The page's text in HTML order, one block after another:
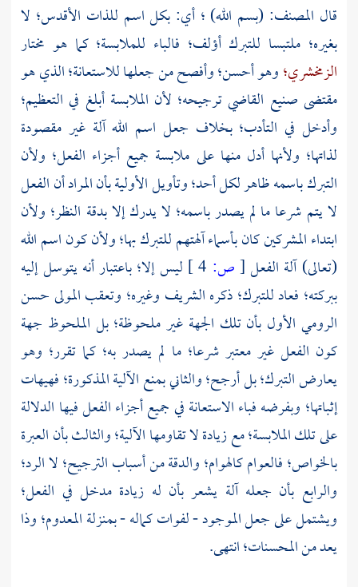
قال المصنف: (بسم الله) ؛ أي: بكل اسم للذات الأقدس؛ لا
بغيره؛ ملتبسا للتبرك أؤلف؛ فالباء للملابسة؛ كما هو مختار
الزمخشري؛وهو أحسن؛ وأفصح من جعلها للاستعانة؛ الذي هو
مقتضى صنيع القاضي ترجيحه؛ لأن الملابسة أبلغ في التعظيم؛
وأدخل في التأدب؛ بخلاف جعل اسم الله آلة غير مقصودة
لذاتها؛ ولأنها أدل منها على ملابسة جميع أجزاء الفعل؛ ولأن
التبرك باسمه ظاهر لكل أحد؛ وتأويل الأولية بأن المراد أن الفعل
لا يتم شرعا ما لم يصدر باسمه؛ لا يدرك إلا بدقة النظر؛ ولأن
ابتداء المشركين كان بأسماء آلهتهم للتبرك بها؛ ولأن كون اسم الله
(تعالى) آلة الفعل[ص:
ليس إلا؛ باعتبار أنه يتوسل إليه
ببركته؛ فعاد للتبرك؛ ذكره الشريف وغيره؛ وتعقب المولىحسن
الرومي الأول بأن تلك الجهة غير ملحوظة؛ بل الملحوظ جهة
كون الفعل غير معتبر شرعا؛ ما لم يصدر به؛ كما تقرر؛ وهو
يعارض التبرك؛ بل أرجح؛ والثاني بمنع الآلية المذكورة؛ فهيهات
إثباتها؛ وبفرضه فباء الاستعانة في جميع أجزاء الفعل فيها الدلالة
على تلك الملابسة؛ مع زيادة لا تقاومها الآلية؛ والثالث بأن العبرة
بالخواص؛ فالعوام كالهوام؛ والدقة من أسباب الترجيح؛ لا الرد؛
والرابع بأن جعله آلة يشعر بأن له زيادة مدخل في الفعل؛
ويشتمل على جعل الموجود - لفوات كماله - بمنزلة المعدوم؛ وذا
يعد من المحسنات؛ انتهى.